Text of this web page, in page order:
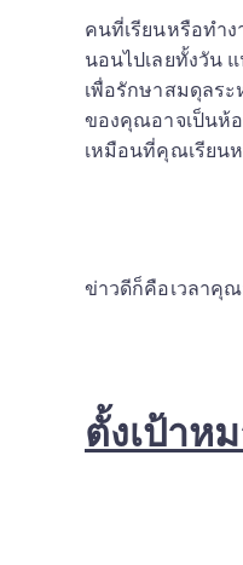
คนที่เรียนหรือทำ
นอนไปเลยทั้งวัน
เพื่อรักษาสมดุลร
ของคุณอาจเป็นห้
เหมือนที่คุณเรียน
ข่าวดีก็คือเวลาคุ
ตั้งเป้าห